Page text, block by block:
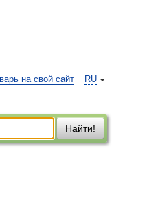
RU
на свой сайт
Найти!